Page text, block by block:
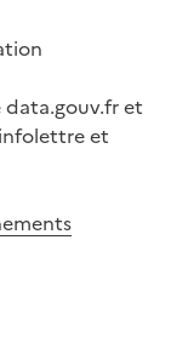
data.gouv.fr et
et